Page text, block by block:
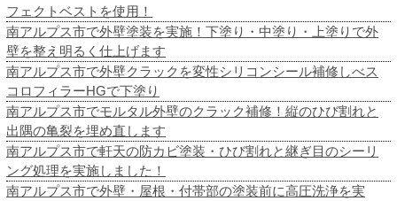
フェクトベストを使用！
南アルプス市で外壁塗装を実施！下塗り・中塗り・上塗りで外
壁を整え明るく仕上げます
南アルプス市で外壁クラックを変性シリコンシール補修しべス
コロフィラーHGで下塗り
南アルプス市でモルタル外壁のクラック補修！縦のひび割れと
出隅の亀裂を埋め直します
南アルプス市で軒天の防カビ塗装・ひび割れと継ぎ目のシーリ
ング処理を実施しました！
南アルプス市で外壁・屋根・付帯部の塗装前に高圧洗浄を実